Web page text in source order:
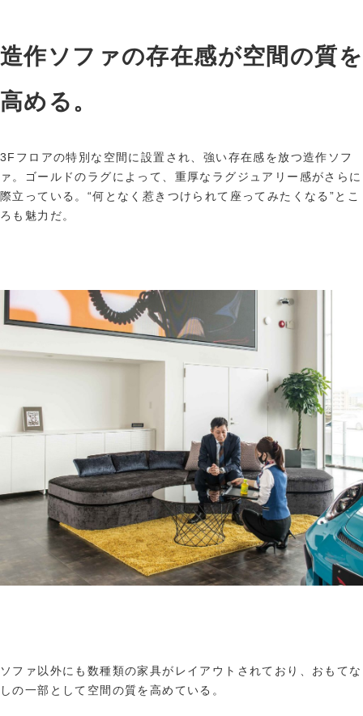
造作ソファの存在感が空間の質を
高める。
3Fフロアの特別な空間に設置され、強い存在感を放つ造作ソフ
ァ。ゴールドのラグによって、重厚なラグジュアリー感がさらに
際立っている。“何となく惹きつけられて座ってみたくなる”とこ
ろも魅力だ。
ソファ以外にも数種類の家具がレイアウトされており、おもてな
しの一部として空間の質を高めている。